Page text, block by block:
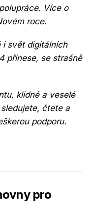
Více o
roce.
i svět digitálních
přinese, se strašně
klidné a veselé
čtete a
podporu.
pro